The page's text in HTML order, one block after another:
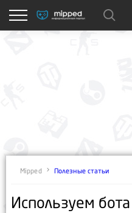
Mipped Полезные статьи
Используем